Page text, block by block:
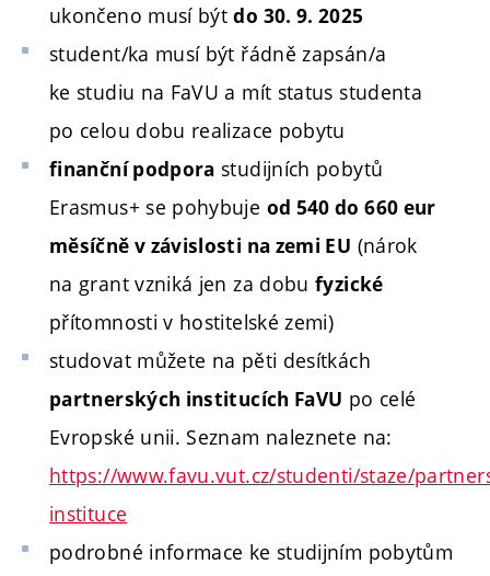
ukončeno musí býtdo 30. 9. 2025
student/ka musí být řádně zapsán/a
ke studiu na FaVU a mít status studenta
po celou dobu realizace pobytu
finanční podpora studijních pobytů
Erasmus+ se pohybuje od 540 do 660 eur
měsíčně v závislosti na zemi EU (nárok
na grant vzniká jen za dobufyzické
přítomnosti v hostitelské zemi)
studovat můžete na pěti desítkách
partnerských institucích FaVU po celé
Evropské unii. Seznam naleznete na:
https://www.favu.vut.cz/studenti/staze/
instituce
podrobné informace ke studijním pobytům